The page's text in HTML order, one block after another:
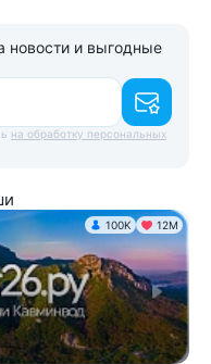
новости и выгодные
на обработку персональных
100K 12М